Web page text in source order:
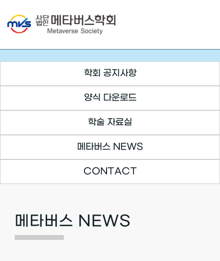
to
content
학회 공지사항
양식 다운로드
학술 자료실
메타버스 NEWS
CONTACT
메타버스 NEWS